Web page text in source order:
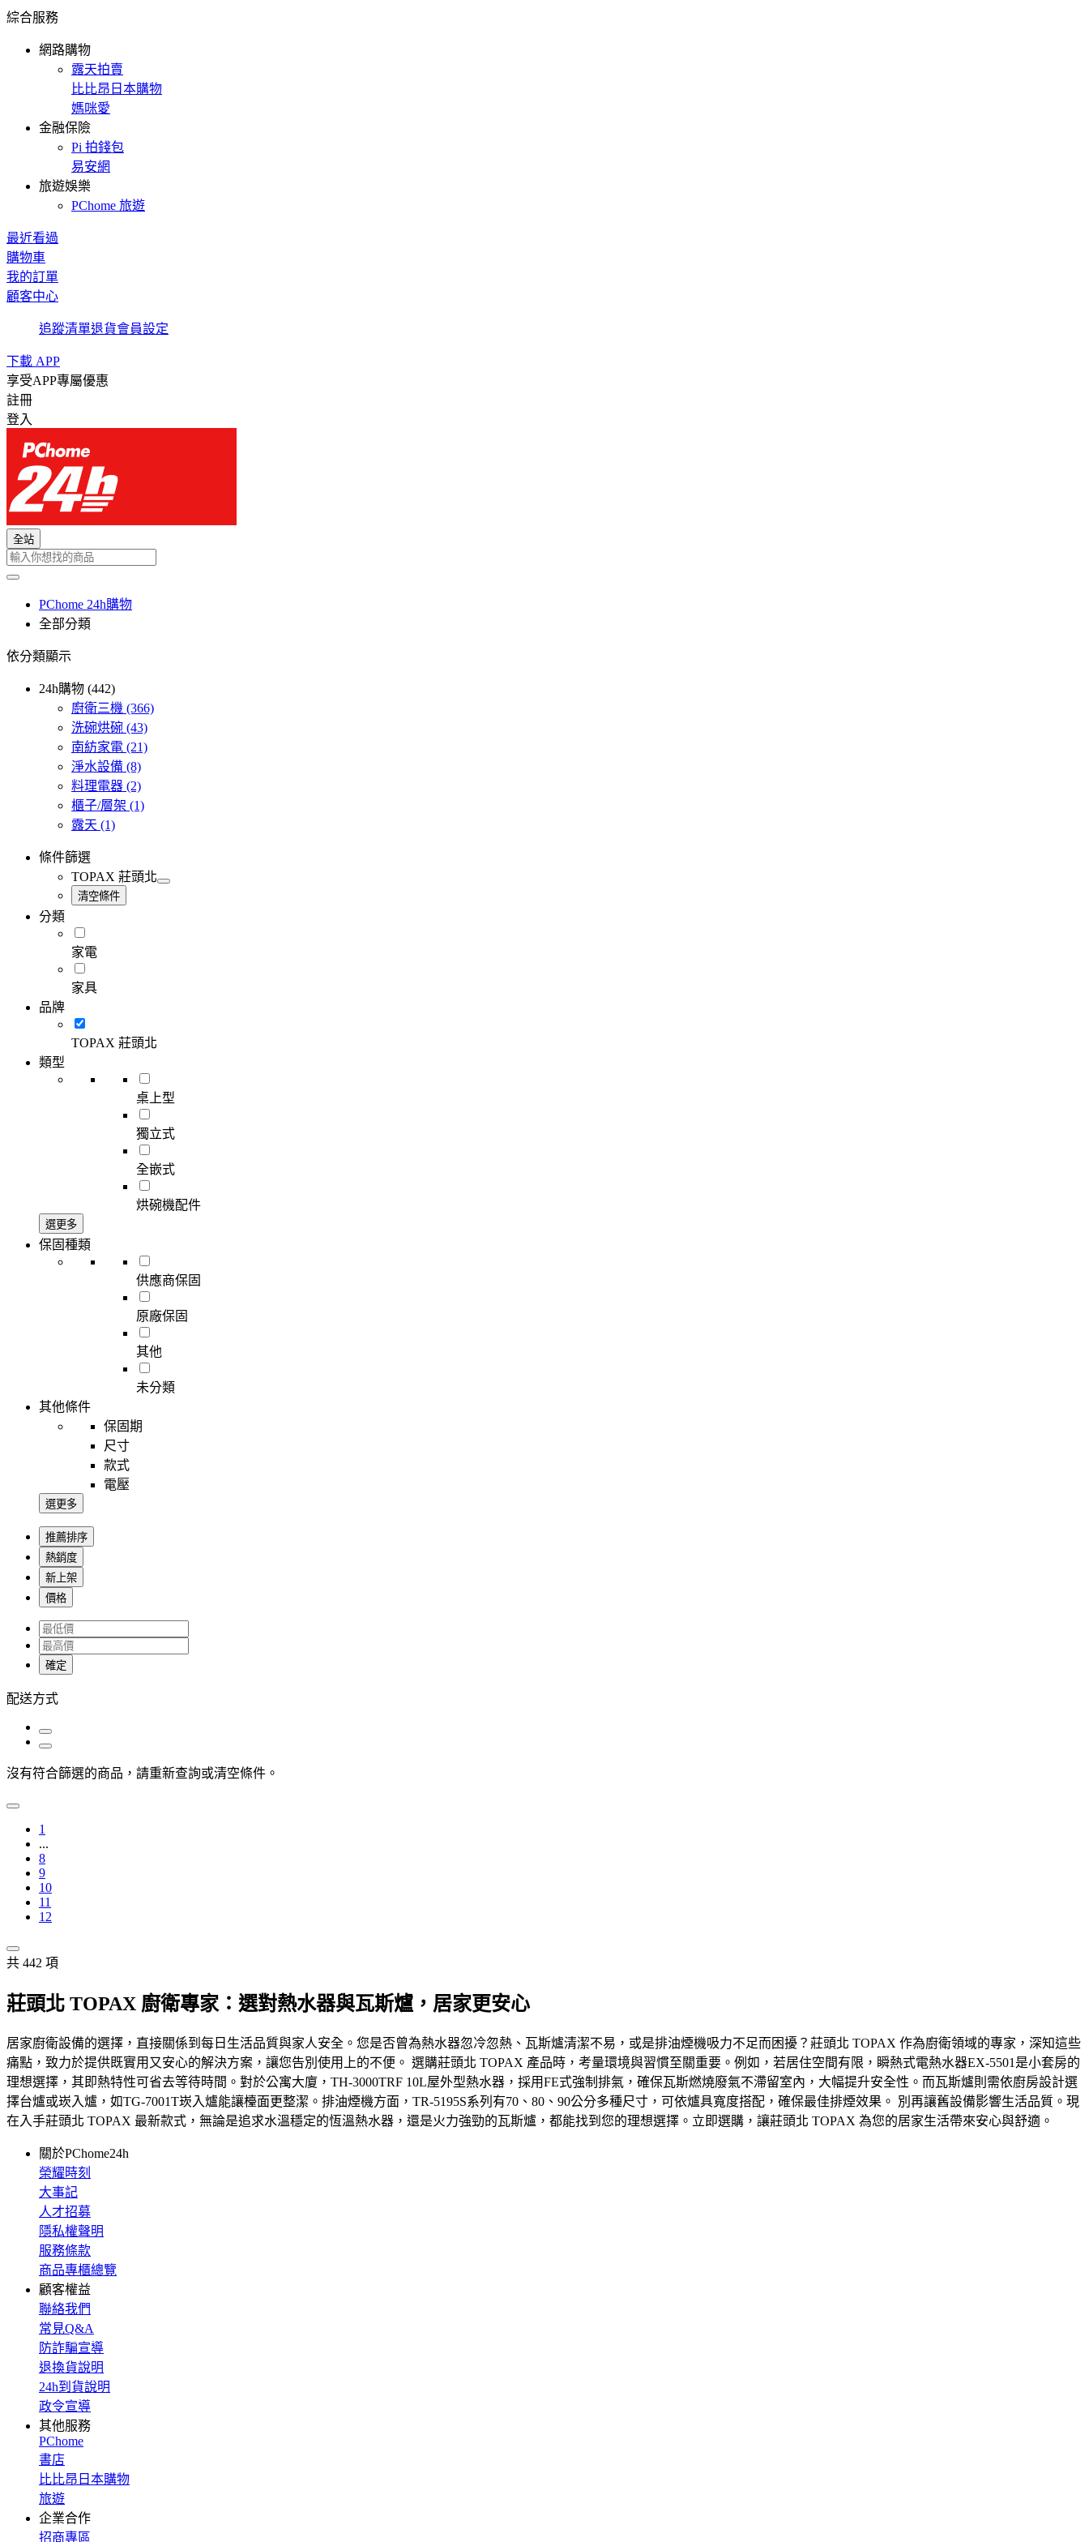
綜合服務
網路購物
露天拍賣
比比昂日本購物
媽咪愛
金融保險
Pi 拍錢包
易安網
旅遊娛樂
PChome 旅遊
最近看過
購物車
我的訂單
顧客中心
追蹤清單退貨會員設定
下載 APP
享受APP專屬優惠
註冊
登入
全站
PChome 24h購物
全部分類
依分類顯示
24h購物 (442)
廚衛三機 (366)
洗碗烘碗 (43)
南紡家電 (21)
淨水設備 (8)
料理電器 (2)
櫃子/層架 (1)
露天 (1)
條件篩選
TOPAX 莊頭北
清空條件
分類
家電
家具
品牌
TOPAX 莊頭北
類型
桌上型
獨立式
全嵌式
烘碗機配件
選更多
保固種類
供應商保固
原廠保固
其他
未分類
其他條件
保固期
尺寸
款式
電壓
選更多
推薦排序
熱銷度
新上架
價格
確定
配送方式
沒有符合篩選的商品，請重新查詢或清空條件。
1
...
8
9
10
11
12
共 442 項
莊頭北 TOPAX 廚衛專家：選對熱水器與瓦斯爐，居家更安心
居家廚衛設備的選擇，直接關係到每日生活品質與家人安全。您是否曾為熱水器忽冷忽熱、瓦斯爐清潔不易，或是排油煙機吸力不足而困擾？莊頭北 TOPAX 作為廚衛領域的專家，深知這些
痛點，致力於提供既實用又安心的解決方案，讓您告別使用上的不便。 選購莊頭北 TOPAX 產品時，考量環境與習慣至關重要。例如，若居住空間有限，瞬熱式電熱水器EX-5501是小套房的
理想選擇，其即熱特性可省去等待時間。對於公寓大廈，TH-3000TRF 10L屋外型熱水器，採用FE式強制排氣，確保瓦斯燃燒廢氣不滯留室內，大幅提升安全性。而瓦斯爐則需依廚房設計選
擇台爐或崁入爐，如TG-7001T崁入爐能讓檯面更整潔。排油煙機方面，TR-5195S系列有70、80、90公分多種尺寸，可依爐具寬度搭配，確保最佳排煙效果。 別再讓舊設備影響生活品質。現
在入手莊頭北 TOPAX 最新款式，無論是追求水溫穩定的恆溫熱水器，還是火力強勁的瓦斯爐，都能找到您的理想選擇。立即選購，讓莊頭北 TOPAX 為您的居家生活帶來安心與舒適。
關於PChome24h
榮耀時刻
大事記
人才招募
隱私權聲明
服務條款
商品專櫃總覽
顧客權益
聯絡我們
常見Q&A
防詐騙宣導
退換貨說明
24h到貨說明
政令宣導
其他服務
PChome
書店
比比昂日本購物
旅遊
企業合作
招商專區